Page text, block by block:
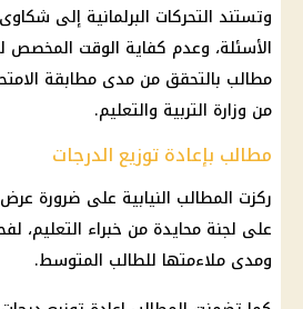
وتستند التحركات البرلمانية إلى
الأسئلة، وعدم كفاية الوقت المخصص
مطالب بالتحقق من مدى مطابقة
من وزارة التربية والتعليم.
مطالب بإعادة توزيع الدرجات
ركزت المطالب النيابية على ضرورة
على لجنة محايدة من خبراء التعليم،
ومدى ملاءمتها للطالب المتوسط.